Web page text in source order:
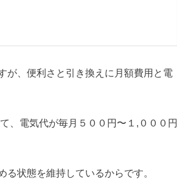
が、便利さと引き換えに月額費用と電
、電気代が毎月５００円〜１,０００円
状態を維持しているからです。